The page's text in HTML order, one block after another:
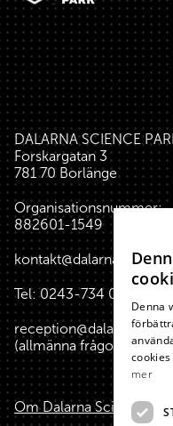
DALARNA SCIENCE
Forskargatan 3
781 70 Borlänge
Organisationsnummer:
882601-1549
Tel:0243-734 00
(allmänna frågor,
Om Dalarna Science
Denna
mer